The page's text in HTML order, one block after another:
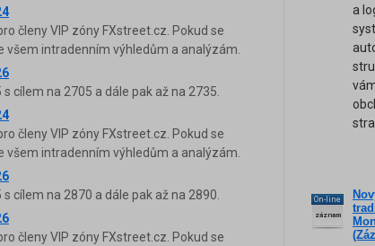
členy VIP zóny FXstreet.cz. Pokud se
všem intradenním výhledům a analýzám.
cílem na 2705 a dále pak až na 2735.
členy VIP zóny FXstreet.cz. Pokud se
všem intradenním výhledům a analýzám.
cílem na 2870 a dále pak až na 2890.
členy VIP zóny FXstreet.cz. Pokud se
a
On-line
záznam